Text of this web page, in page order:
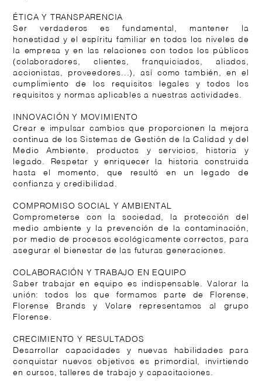
ÉTICA Y TRANSPARENCIA
Ser verdaderos es fundamental, mantener la
honestidad y el espíritu familiar en todos los niveles de
la empresa y en las relaciones con todos los públicos
(colaboradores, clientes, franquiciados, aliados,
accionistas, proveedores...), así como también, en el
cumplimiento de los requisitos legales y todos los
requisitos y normas aplicables a nuestras actividades.
INNOVACIÓN Y MOVIMIENTO
Crear e impulsar cambios que proporcionen la mejora
continua de los Sistemas de Gestión de la Calidad y del
Medio Ambiente, productos y servicios, historia y
legado. Respetar y enriquecer la historia construida
hasta el momento, que resultó en un legado de
confianza y credibilidad.
COMPROMISO SOCIAL Y AMBIENTAL
Comprometerse con la sociedad, la protección del
medio ambiente y la prevención de la contaminación,
por medio de procesos ecológicamente correctos, para
asegurar el bienestar de las futuras generaciones.
COLABORACIÓN Y TRABAJO EN EQUIPO
Saber trabajar en equipo es indispensable. Valorar la
unión: todos los que formamos parte de Florense,
Florense Brands y Volare representamos al grupo
Florense.
CRECIMIENTO Y RESULTADOS
Desarrollar capacidades y nuevas habilidades para
conquistar nuevos objetivos es primordial, invirtiendo
en cursos, talleres de trabajo y capacitaciones.